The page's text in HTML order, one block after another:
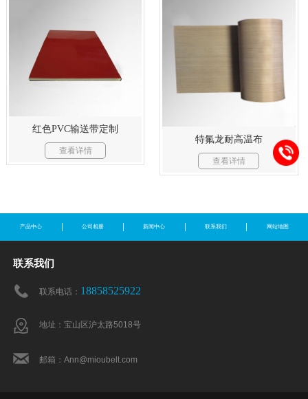
红色PVC输送带定制
查看详情
特氟龙耐高温布
查看详情
产品中心 公司相册 新闻中心 联系我们 网站地图
联系我们
联系电话： 18858525922
地址：宝山区沪太路5018号
邮箱：Ann@mioubelt.com